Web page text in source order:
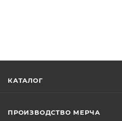
КАТАЛОГ
ПРОИЗВОДСТВО МЕРЧА